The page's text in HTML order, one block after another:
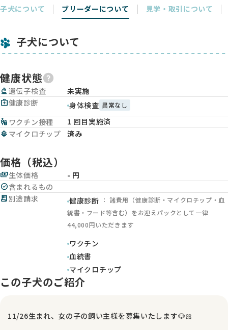
子犬について ブリーダーについて 見学・取引について
子犬について
健康状態
biotech 遺伝子検査
未実施
medical_services健康診断 身体検査 異常なし
vaccines ワクチン接種
1 回目実施済
memory マイクロチップ 済み
価格（税込）
payments生体価格
- 円
check_circle含まれるもの
receipt_long 別途請求 健康診断 ： 諸費用（健康診断・マイクロチップ・血
統書・フード等含む）をお迎えパックとして一律
44,000円いただきます
ワクチン
血統書
マイクロチップ
この子犬のご紹介
11/26生まれ、女の子の飼い主様を募集いたします🐶🎀